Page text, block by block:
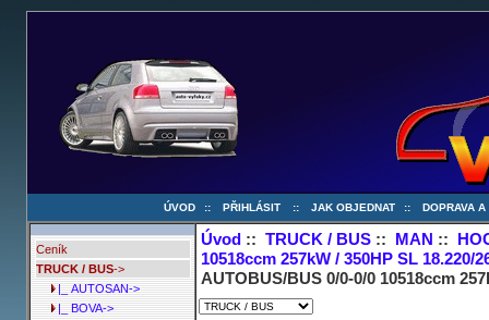
ÚVOD :: PŘIHLÁSIT :: JAK OBJEDNAT :: DOPRAVA A
Ceník
TRUCK / BUS->
|_ AUTOSAN->
|_ BOVA->
Úvod ::TRUCK / BUS :: MAN ::
10518ccm 257kW / 350HP SL 18.220/
AUTOBUS/BUS 0/0-0/0 10518ccm